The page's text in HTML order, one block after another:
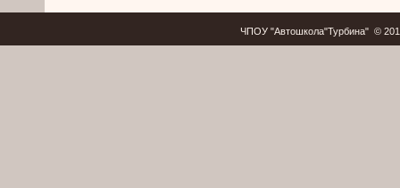
ЧПОУ "Автошкола"Турбина" ©